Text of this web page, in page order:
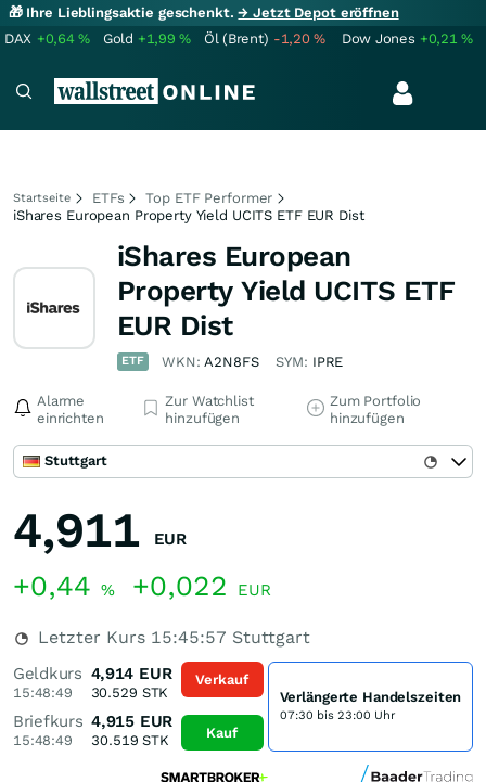
🎁 Ihre Lieblingsaktie geschenkt.→ Jetzt Depot eröffnen
DAX +0,64% Gold +1,99% Öl (Brent) -1,20% Dow Jones +0,21%
Startseite ETFs
Top ETF Performer
iShares European Property Yield UCITS ETF EUR Dist
iShares European
Property Yield UCITS ETF
EUR Dist
ETF WKN:A2N8FS SYM: IPRE
Alarme
einrichten
Zur Watchlist
hinzufügen
Zum Portfolio
hinzufügen
Stuttgart
4,911 EUR
+0,44 % +0,022 EUR
Letzter Kurs 15:45:57 Stuttgart
Geldkurs
15:48:49
4,914 EUR
30.529 STK
Briefkurs
15:48:49
4,915 EUR
30.519 STK
Verkauf
Kauf
Verlängerte Handelszeiten
07:30 bis 23:00 Uhr